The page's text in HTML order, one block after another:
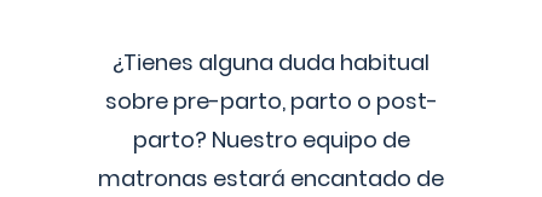
¿Tienes alguna duda habitual
sobre pre-parto, parto o post-
parto? Nuestro equipo de
matronas estará encantado de